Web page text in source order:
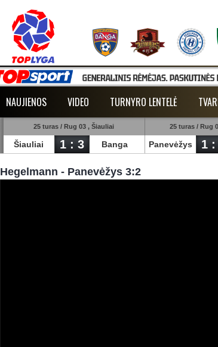
NAUJIENOS VIDEO TURNYRO LENTELĖ
25 turas / Rug 03 , Šiauliai
Šiauliai 1 : 3 Banga
25 turas / Rug
Panevėžys 1 :
Hegelmann - Panevėžys 3:2